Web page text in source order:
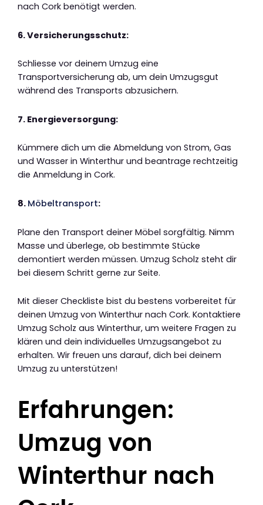
nach Cork benötigt werden.
6. Versicherungsschutz:
Schliesse vor deinem Umzug eine
Transportversicherung ab, um dein Umzugsgut
während des Transports abzusichern.
7. Energieversorgung:
Kümmere dich um die Abmeldung von Strom, Gas
und Wasser in Winterthur und beantrage rechtzeitig
die Anmeldung in Cork.
8. Möbeltransport:
Plane den Transport deiner Möbel sorgfältig. Nimm
Masse und überlege, ob bestimmte Stücke
demontiert werden müssen. Umzug Scholz steht dir
bei diesem Schritt gerne zur Seite.
Mit dieser Checkliste bist du bestens vorbereitet für
deinen Umzug von Winterthur nach Cork. Kontaktiere
Umzug Scholz aus Winterthur, um weitere Fragen zu
klären und dein individuelles Umzugsangebot zu
erhalten. Wir freuen uns darauf, dich bei deinem
Umzug zu unterstützen!
Erfahrungen:
Umzug von
Winterthur nach